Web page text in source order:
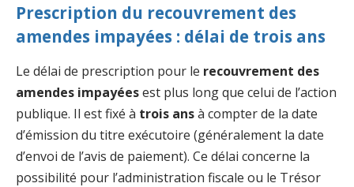
Prescription du recouvrement des
amendes impayées : délai de trois ans
Le délai de prescription pour le recouvrement des
amendes impayéesest plus long que celui de l’action
publique. Il est fixé à trois ansà compter de la date
d’émission du titre exécutoire (généralement la date
d’envoi de l’avis de paiement). Ce délai concerne la
possibilité pour l’administration fiscale ou le Trésor